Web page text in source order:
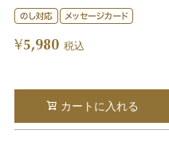
¥5,980 税込
カートに入れる